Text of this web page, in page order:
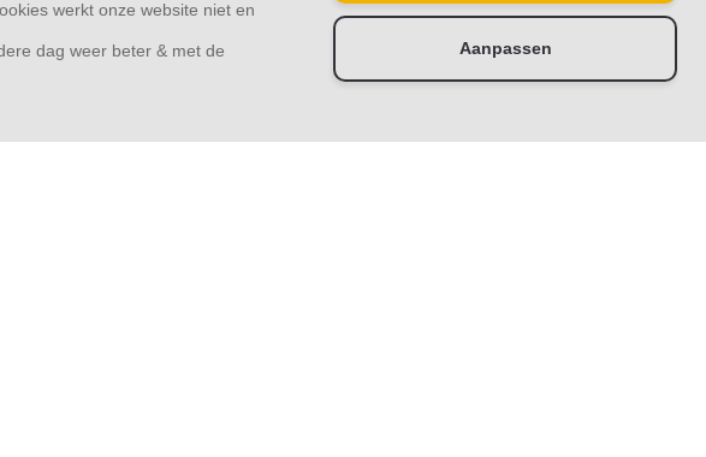
werkt onze website niet en
dag weer beter & met de Aanpassen